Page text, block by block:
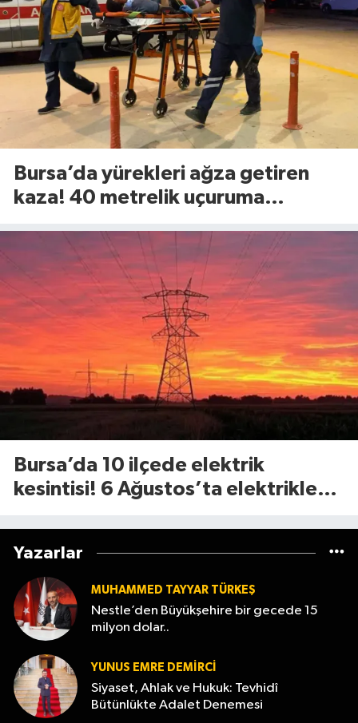
Bursa’da yürekleri ağza getiren
kaza! 40 metrelik uçuruma
Bursa’da 10 ilçede elektrik
kesintisi! 6 Ağustos’ta elektrikler
Yazarlar
MUHAMMED TAYYAR TÜRKEŞ
Nestle’den Büyükşehire bir gecede 15
milyon dolar..
YUNUS EMRE DEMIRCI
Siyaset, Ahlak ve Hukuk: Tevhidî
Bütünlükte Adalet Denemesi